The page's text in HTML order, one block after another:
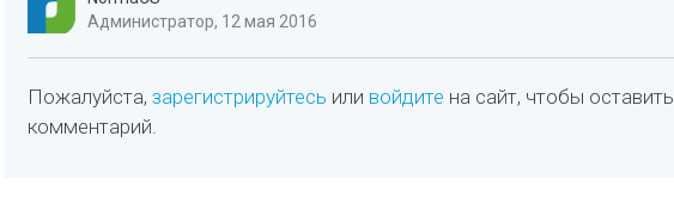
Администратор, 12 мая 2016
Пожалуйста, зарегистрируйтесь или войдите на сайт, чтобы оставить
комментарий.